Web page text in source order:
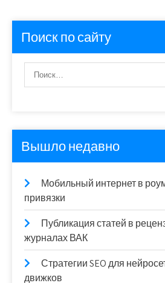
Поиск по сайту
Вышло недавно
Мобильный интернет в
привязки
Публикация статей в
журналах ВАК
Стратегии SEO для
движков